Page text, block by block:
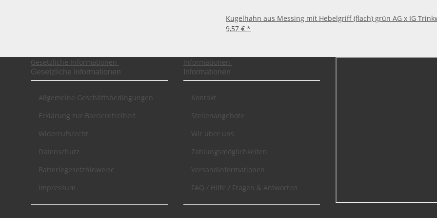
Kugelhahn aus Messing mit Hebelgriff (flach) grün AG x IG
9,57 € *
Gesetzliche Informationen
Gesetzliche Informationen
Allgemeine Geschäftsbedingungen
Erklärung zur Barrierefreiheit
Widerrufsrecht
Datenschutz
Batteriegesetzhinweise
Impressum
Informationen
Informationen
Kontakt
Stellenangebote
Wir über uns
Zahlungsmöglichkeiten
Versandinformationen
FAQ / Hilfe / Fragen & Antworten